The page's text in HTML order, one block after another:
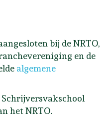
bij de NRTO,
en de
algemene
het NRTO.